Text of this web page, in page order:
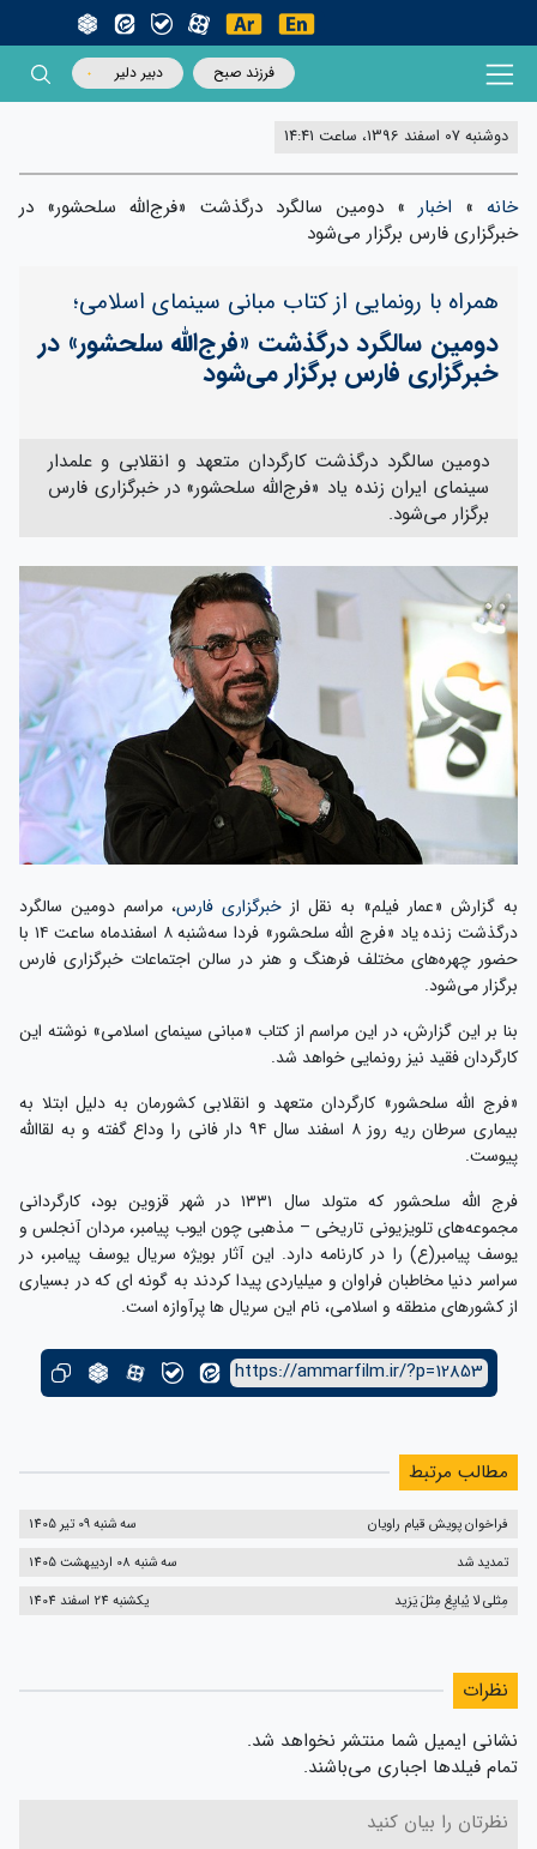
فرزند صبح دبیر دلیر
دوشنبه 07 اسفند 1396، ساعت 14:41
خانه» اخبار »دومین سالگرد درگذشت «فرج‌الله سلحشور» در
خبرگزاری فارس برگزار می‌شود
همراه با رونمایی از کتاب مبانی سینمای اسلامی؛
دومین سالگرد درگذشت «فرج‌الله سلحشور» در
خبرگزاری فارس برگزار می‌شود
دومین سالگرد درگذشت کارگردان متعهد و انقلابی و علمدار
سینمای ایران زنده یاد «فرج‌الله سلحشور» در خبرگزاری فارس
برگزار می‌شود.
به گزارش «عمار فیلم» به نقل از خبرگزاری فارس، مراسم دومین سالگرد
درگذشت زنده یاد «فرج الله سلحشور» فردا سه‌شنبه ۸ اسفندماه ساعت ۱۴ با
حضور چهره‌های مختلف فرهنگ و هنر در سالن اجتماعات خبرگزاری فارس
برگزار می‌شود.
بنا بر این گزارش، در این مراسم از کتاب «مبانی سینمای اسلامی» نوشته این
کارگردان فقید نیز رونمایی خواهد شد.
«فرج الله سلحشور» کارگردان متعهد و انقلابی کشورمان به دلیل ابتلا به
بیماری سرطان ریه روز ۸ اسفند سال ۹۴ دار فانی را وداع گفته و به لقاالله
پیوست.
فرج الله سلحشور که متولد سال ۱۳۳۱ در شهر قزوین بود، کارگردانی
مجموعه‌های تلویزیونی تاریخی – مذهبی چون ایوب پیامبر، مردان آنجلس و
یوسف پیامبر(ع) را در کارنامه دارد. این آثار بویژه سریال یوسف پیامبر، در
سراسر دنیا مخاطبان فراوان و میلیاردی پیدا کردند به گونه ای که در بسیاری
از کشورهای منطقه و اسلامی، نام این سریال ها پرآوازه است.
https://ammarfilm.ir/?p=12853
مطالب مرتبط
فراخوان پویش قیام راویان
سه شنبه 09 تیر 1405
تمدید شد
سه شنبه 08 اردیبهشت 1405
مِثلی لا یُبایِعُ مِثلَ یَزید
یکشنبه 24 اسفند 1404
نظرات
نشانی ایمیل شما منتشر نخواهد شد.
تمام فیلدها اجباری می‌باشند.